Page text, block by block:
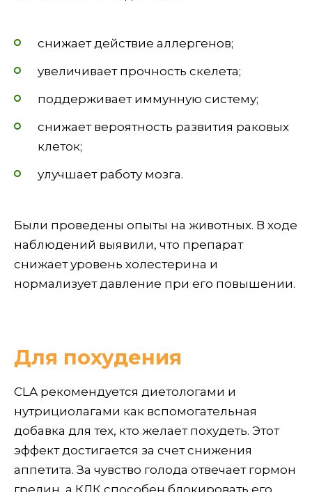
снижает действие аллергенов;
увеличивает прочность скелета;
поддерживает иммунную систему;
снижает вероятность развития раковых
клеток;
улучшает работу мозга.
Были проведены опыты на животных. В ходе
наблюдений выявили, что препарат
снижает уровень холестерина и
нормализует давление при его повышении.
Для похудения
CLA рекомендуется диетологами и
нутрициолагами как вспомогательная
добавка для тех, кто желает похудеть. Этот
эффект достигается за счет снижения
аппетита. За чувство голода отвечает гормон
грелин, а КЛК способен блокировать его,